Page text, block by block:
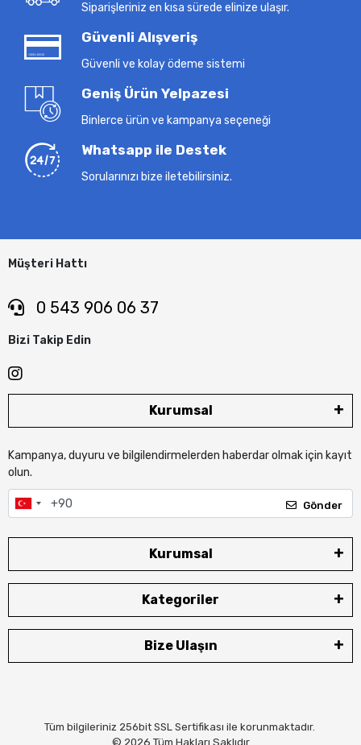
Siparişleriniz en kısa sürede elinize ulaşır.
Güvenli Alışveriş
Güvenli ve kolay ödeme sistemi
Geniş Ürün Yelpazesi
Binlerce ürün ve kampanya seçeneği
Whatsapp ile Destek
Sorularınızı bize iletebilirsiniz.
Müşteri Hattı
0 543 906 06 37
Bizi Takip Edin
Kurumsal
Kampanya, duyuru ve bilgilendirmelerden haberdar olmak için kayıt
olun.
Gönder
Kurumsal
Kategoriler
Bize Ulaşın
Tüm bilgileriniz 256bit SSL Sertifikası ile korunmaktadır.
© 2026 Tüm Hakları Saklıdır